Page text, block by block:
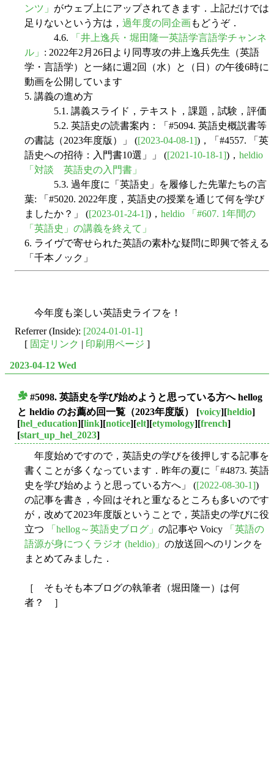
ンツ」 がウェブ上にアップされてきます．上記だけでは
足りないという方は， 過年度の同企画 もどうぞ．
4.6.
「井上逸兵・堀田隆一英語学言語学チャンネ
ル」 : 2022年2月26日より同専攻の井上逸兵先生（英語
学・言語学）と一緒に週2回（水）と（日）の午後6時に
動画を公開しています
5. 講義の進め方
5.1. 講義スライド，テキスト，課題，試験，評価
5.2. 英語史の読書案内：「#5094. 英語史概説書等
の書誌（2023年度版）」 ([2023-04-08-1])，「#4557. 「英
語史への招待：入門書10選」」 ([2021-10-18-1])， heldio
「対談 英語史の入門書」
5.3. 過年度に「英語史」を履修した先輩たちの言
葉: 「#5020. 2022年度，英語史の授業を通じて何を学び
ましたか？」 ([2023-01-24-1])， heldio 「#607. 1年間の
「英語史」の講義を終えて」
6. ライヴで寄せられた英語の素朴な疑問に即興で答える
「千本ノック」
今年度も楽しい英語史ライフを！
Referrer (Inside): [2024-01-01-1]
[ 固定リンク 印刷用ページ ]
2023-04-12 Wed
#5098. 英語史を学び始めようと思っている方へ hellog
と heldio のお薦め回一覧（2023年度版）
[voicy][heldio]
[hel_education][link][notice][elt][etymology][french]
[start_up_hel_2023]
年度始めですので，英語史の学びを後押しする記事を
書くことが多くなっています．昨年の夏に「#4873. 英語
史を学び始めようと思っている方へ」 ([2022-08-30-1])
の記事を書き，今回はそれと重なるところも多いのです
が，改めて2023年度版ということで，英語史の学びに役
立つ
「hellog～英語史ブログ」 の記事や Voicy
「英語の
語源が身につくラジオ (heldio)」 の放送回へのリンクを
まとめてみました．
［ そもそも本ブログの執筆者（堀田隆一）は何
者？ ］